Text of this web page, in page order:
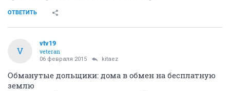
составить и подготовить письмо к этому моменту
для подписей наших и как можно скорее.
С
СвЕтАnsk